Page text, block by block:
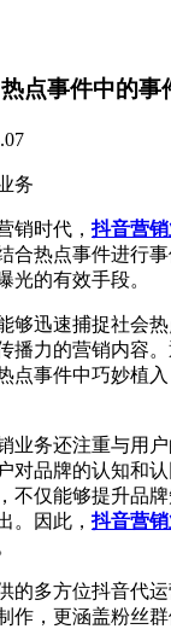
点事件中的事
务
时代，抖音营
合热点事件进行
光的有效手段。
迅速捕捉社会热
播力的营销内容
点事件中巧妙植
务还注重与用户
对品牌的认知和
不仅能够提升品
。因此，抖音营
多方位抖音代运
作，更涵盖粉丝